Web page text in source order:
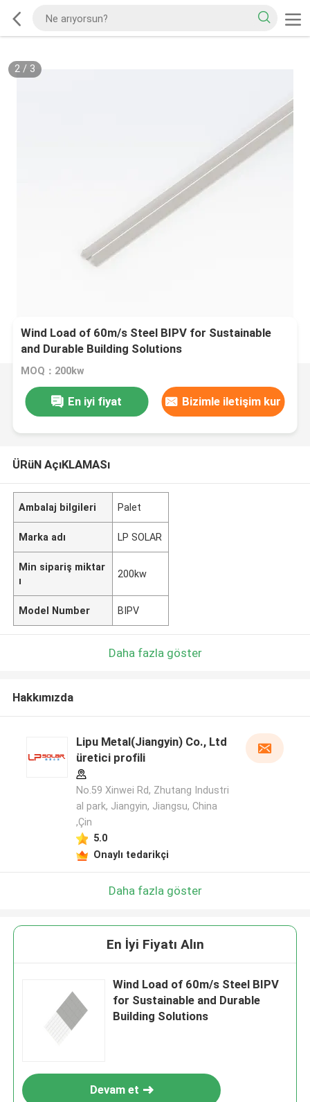
2/ 3
Wind Load of 60m/s Steel BIPV for Sustainable
and Durable Building Solutions
MOQ：200kw
En iyi fiyat Bizimle iletişim kur
ÜRüN AçıKLAMASı
Ambalaj bilgileri Palet
Marka adı LP SOLAR
Min sipariş miktar
ı
200kw
Model Number BIPV
Daha fazla göster
Hakkımızda
Lipu Metal(Jiangyin) Co., Ltd
üretici profili
No.59 Xinwei Rd, Zhutang Industri
al park, Jiangyin, Jiangsu, China
,Çin
5.0
Onaylı tedarikçi
Daha fazla göster
En İyi Fiyatı Alın
Wind Load of 60m/s Steel BIPV
for Sustainable and Durable
Building Solutions
Devam et